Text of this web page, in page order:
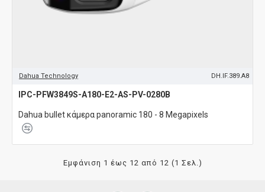
Dahua Technology DH.IF.389.A8
IPC-PFW3849S-A180-E2-AS-PV-0280B
Dahua bullet κάμερα panoramic 180 - 8 Megapixels
Εμφάνιση 1 έως 12 από 12 (1 Σελ.)